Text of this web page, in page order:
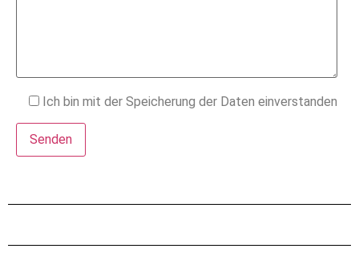
Ich bin mit der Speicherung der Daten einverstanden